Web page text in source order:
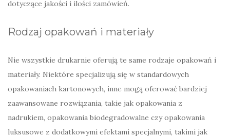
dotyczące jakości i ilości zamówień.
Rodzaj opakowań i materiały
Nie wszystkie drukarnie oferują te same rodzaje opakowań i
materiały. Niektóre specjalizują się w standardowych
opakowaniach kartonowych, inne mogą oferować bardziej
zaawansowane rozwiązania, takie jak opakowania z
nadrukiem, opakowania biodegradowalne czy opakowania
luksusowe z dodatkowymi efektami specjalnymi, takimi jak